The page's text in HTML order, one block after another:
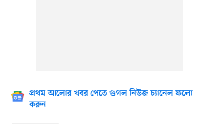
প্রথম আলোর খবর পেতে গুগল নিউজ চ্যানেল ফলো
করুন